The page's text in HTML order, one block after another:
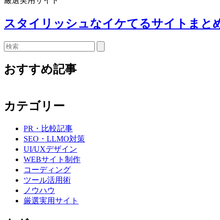
スタイリッシュなイケてるサイトまと
検
おすすめ記事
カテゴリー
PR・比較記事
SEO・LLMO対策
UI/UXデザイン
WEBサイト制作
コーディング
ツール活用術
ノウハウ
厳選実用サイト